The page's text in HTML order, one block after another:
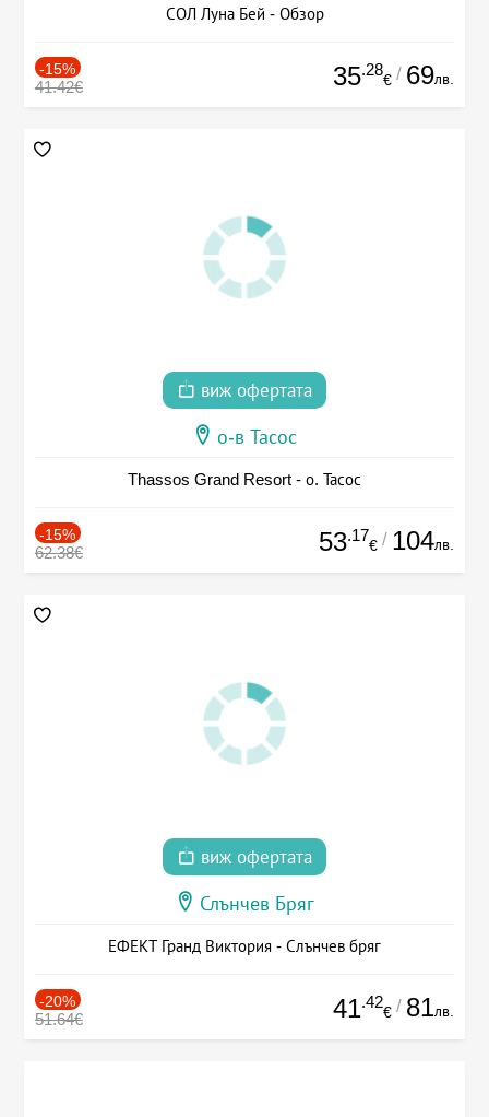
СОЛ Луна Бей - Обзор
-15%
41.42€ 35.28
€ / 69лв.
виж офертата
о-в Тасос
Thassos Grand Resort - о. Тасос
-15%
62.38€ 53.17
€ / 104лв.
виж офертата
Слънчев Бряг
ЕФЕКТ Гранд Виктория - Слънчев бряг
-20%
51.64€ 41.42
€ / 81лв.